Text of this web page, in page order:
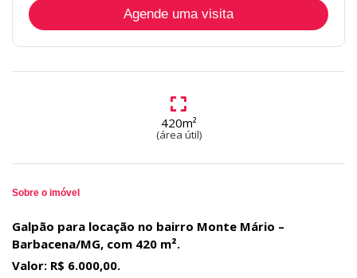
Agende uma visita
420m²
(área útil)
Sobre o imóvel
Galpão para locação no bairro Monte Mário –
Barbacena/MG, com 420 m².
Valor: R$ 6.000,00.